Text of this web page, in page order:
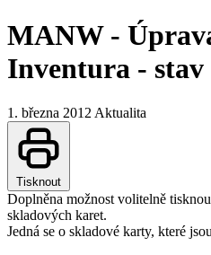
MANW -
Inventura - stav
1. března 2012 Aktualita
Tisknout
Doplněna možnost volitelně
skladových karet.
Jedná se o skladové karty, které